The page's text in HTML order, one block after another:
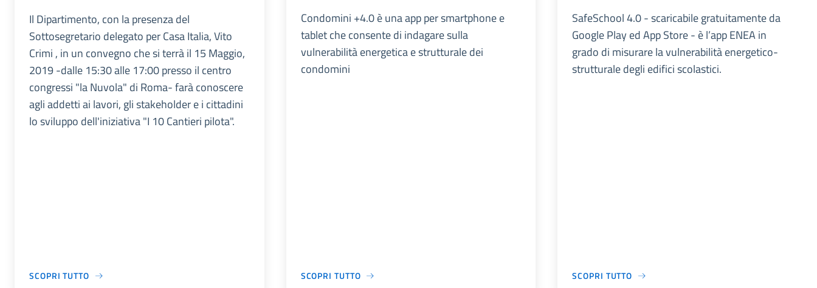
Il Dipartimento, con la presenza del
Sottosegretario delegato per Casa Italia, Vito
Crimi , in un convegno che si terrà il 15 Maggio,
2019 -dalle 15:30 alle 17:00 presso il centro
congressi "la Nuvola" di Roma- farà conoscere
agli addetti ai lavori, gli stakeholder e i cittadini
lo sviluppo dell'iniziativa "I 10 Cantieri pilota".
SCOPRI TUTTO
Condomini +4.0 è una app per smartphone e
tablet che consente di indagare sulla
vulnerabilità energetica e strutturale dei
condomini
SCOPRI TUTTO
SafeSchool 4.0 - scaricabile gratuitamente da
Google Play ed App Store - è l’app ENEA in
grado di misurare la vulnerabilità energetico-
strutturale degli edifici scolastici.
SCOPRI TUTTO